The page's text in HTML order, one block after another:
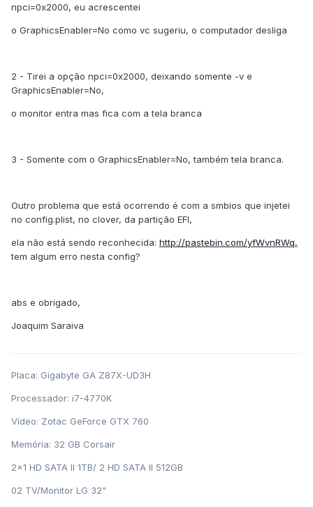
npci=0x2000, eu acrescentei
o GraphicsEnabler=No como vc sugeriu, o computador desliga
2 - Tirei a opção npci=0x2000, deixando somente -v e
GraphicsEnabler=No,
o monitor entra mas fica com a tela branca
3 - Somente com o GraphicsEnabler=No, também tela branca.
Outro problema que está ocorrendo é com a smbios que injetei
no config.plist, no clover, da partição EFI,
ela não está sendo reconhecida: http://pastebin.com/yfWvnRWq,
tem algum erro nesta config?
abs e obrigado,
Joaquim Saraiva
Placa: Gigabyte GA Z87X-UD3H
Processador: i7-4770K
Vídeo: Zotac GeForce GTX 760
Memória: 32 GB Corsair
2x1 HD SATA II 1TB/ 2 HD SATA II 512GB
02 TV/Monitor LG 32"